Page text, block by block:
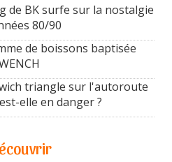
de BK surfe sur la nostalgie
80/90
de boissons baptisée
triangle sur l'autoroute
elle en danger ?